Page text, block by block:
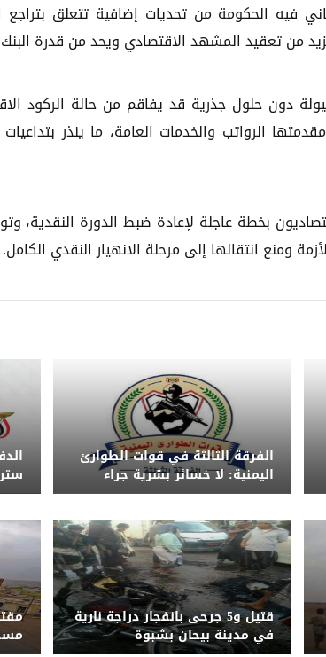
الحكومة من تحديات إضافية تتعلق بتراجع
من تعقيد المشهد الاقتصادي ويحد من قدرة
دون حلول جذرية قد يفاقم من حالة الركود
الرواتب والخدمات العامة، ما ينذر
بخطة عاجلة لإعادة ضبط الدورة النقدية،
ومنع انتقالها إلى مرحلة الانهيار النقدي الكامل.
الفرقة الثالثة في قوات الطوارئ
اليمنية: لا خسائر بشرية جراء
الضربة ونحذر من تداول الشائعات
قتيل و5 جرحى بانفجار دراجة نارية
في مدينة بيحان بشبوة